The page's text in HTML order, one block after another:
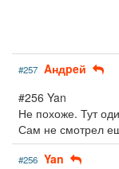
#257 Aндpeй
#256 Yan
Не похоже. Тут
Сам не смотрел
#256 Yan